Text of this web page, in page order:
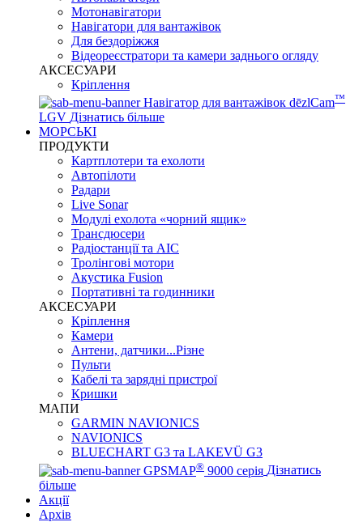
Мотонавігатори
Навігатори для вантажівок
Для бездоріжжя
Відеореєстратори та камери заднього огляду
АКСЕСУАРИ
Кріплення
Навігатор для вантажівок dēzlCam™
LGV Дізнатись більше
МОРСЬКІ
ПРОДУКТИ
Картплотери та ехолоти
Автопілоти
Радари
Live Sonar
Модулі ехолота «чорний ящик»
Трансдюсери
Радіостанції та АІС
Тролінгові мотори
Акустика Fusion
Портативні та годинники
АКСЕСУАРИ
Кріплення
Камери
Антени, датчики...Різне
Пульти
Кабелі та зарядні пристрої
Кришки
МАПИ
GARMIN NAVIONICS
NAVIONICS
BLUECHART G3 та LAKEVÜ G3
GPSMAP® 9000 серія Дізнатись
більше
Акції
Архів